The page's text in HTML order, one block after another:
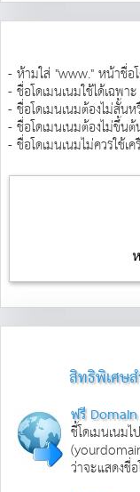
- ห้ามใส่ "www." หน้าชื่อ
- ชื่อโดเมนเนมใช้ได้เฉพ
- ชื่อโดเมนเนมต้องไม่สั้น
- ชื่อโดเมนเนมต้องไม่ขึ้น
- ชื่อโดเมนเนมไม่ควรใช้
สิทธิพิเศษ
ฟรี
ชี้โดเมนเนม
ว่าจะแสดงชื่